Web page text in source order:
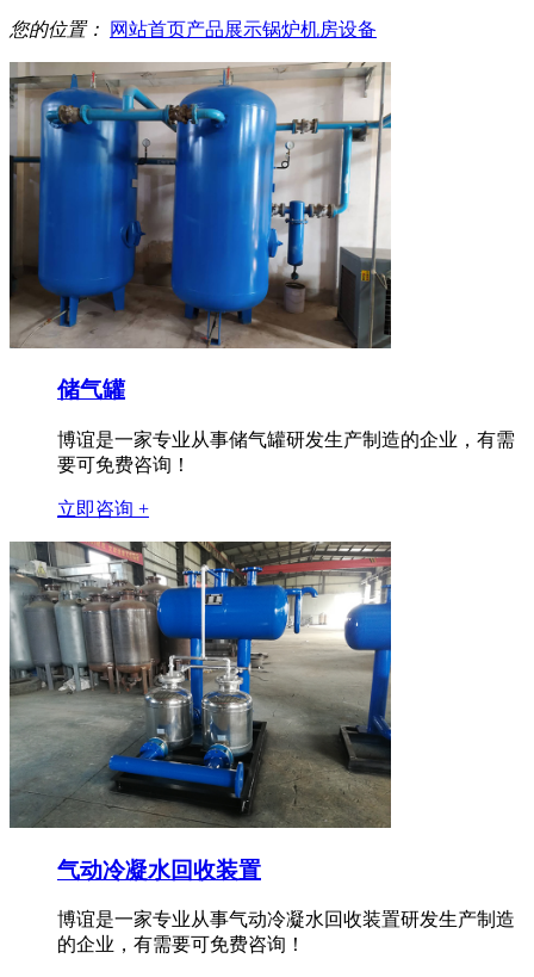
您的位置： 网站首页产品展示锅炉机房设备
储气罐
博谊是一家专业从事储气罐研发生产制造的企业，有需
要可免费咨询！
立即咨询 +
气动冷凝水回收装置
博谊是一家专业从事气动冷凝水回收装置研发生产制造
的企业，有需要可免费咨询！